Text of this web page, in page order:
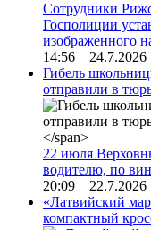
Сотрудники
Госполиции
изображенного
14:56 24.7.2026
Гибель
отправили в
22 июля
водителю, по
20:09 22.7.2026
«Латвийский
компактный